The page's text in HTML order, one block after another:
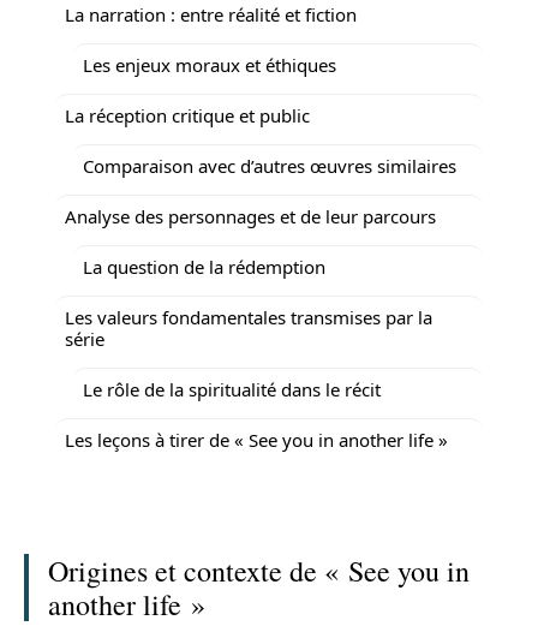
La narration : entre réalité et fiction
Les enjeux moraux et éthiques
La réception critique et public
Comparaison avec d’autres œuvres similaires
Analyse des personnages et de leur parcours
La question de la rédemption
Les valeurs fondamentales transmises par la
série
Le rôle de la spiritualité dans le récit
Les leçons à tirer de « See you in another life »
Origines et contexte de « See you in
another life »